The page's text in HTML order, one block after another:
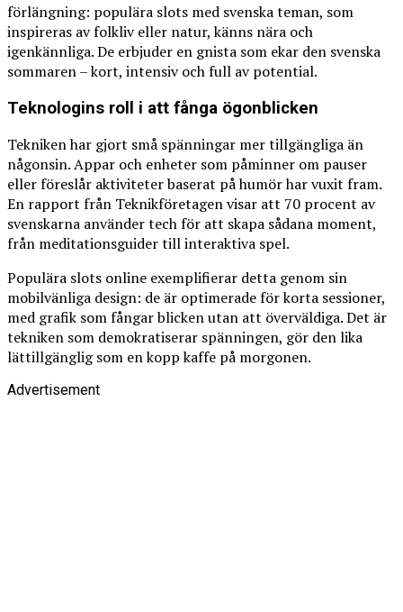
förlängning: populära slots med svenska teman, som
inspireras av folkliv eller natur, känns nära och
igenkännliga. De erbjuder en gnista som ekar den svenska
sommaren – kort, intensiv och full av potential.
Teknologins roll i att fånga ögonblicken
Tekniken har gjort små spänningar mer tillgängliga än
någonsin. Appar och enheter som påminner om pauser
eller föreslår aktiviteter baserat på humör har vuxit fram.
En rapport från Teknikföretagen visar att 70 procent av
svenskarna använder tech för att skapa sådana moment,
från meditationsguider till interaktiva spel.
Populära slots online exemplifierar detta genom sin
mobilvänliga design: de är optimerade för korta sessioner,
med grafik som fångar blicken utan att överväldiga. Det är
tekniken som demokratiserar spänningen, gör den lika
lättillgänglig som en kopp kaffe på morgonen.
Advertisement